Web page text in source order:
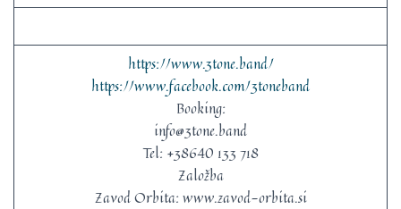
https://www.3tone.band/
https://www.facebook.com/3toneband
Booking:
info@3tone.band
Tel: +38640 133 718
Založba
Zavod Orbita: www.zavod-orbita.si